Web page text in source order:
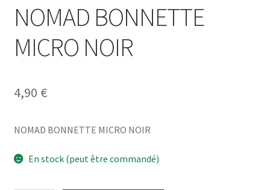
NOMAD BONNETTE
MICRO NOIR
4,90 €
NOMAD BONNETTE MICRO NOIR
En stock (peut être commandé)